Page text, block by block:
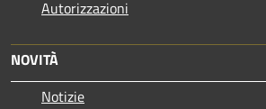
Autorizzazioni
NOVITÀ
Notizie